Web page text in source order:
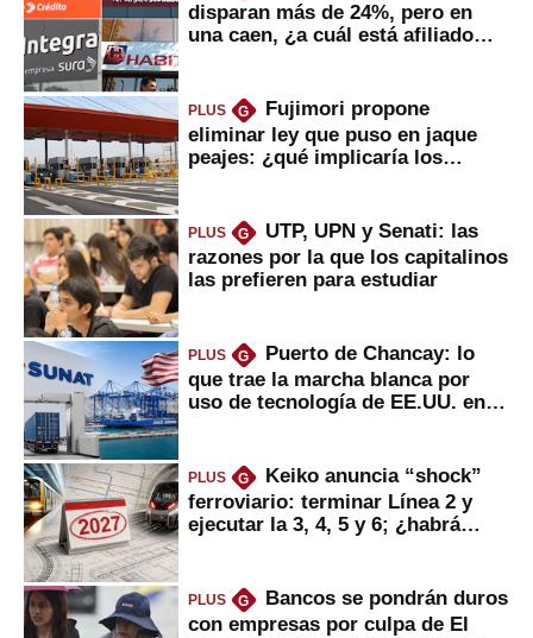
disparan más de 24%, pero en
una caen, ¿a cuál está afiliado
PLUS G
Fujimori propone
eliminar ley que puso en jaque
peajes: ¿qué implicaría los
PLUS G
UTP, UPN y Senati: las
razones por la que los capitalinos
las prefieren para estudiar
PLUS G
Puerto de Chancay: lo
que trae la marcha blanca por
uso de tecnología de EE.UU. en
PLUS G
Keiko anuncia “shock”
ferroviario: terminar Línea 2 y
ejecutar la 3, 4, 5 y 6; ¿habrá
PLUS G
Bancos se pondrán duros
con empresas por culpa de El